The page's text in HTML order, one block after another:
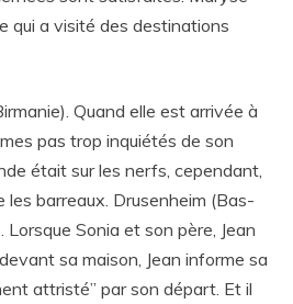
qui a visité des destinations
Quand elle est arrivée à
pas trop inquiétés de son
était sur les nerfs, cependant,
les barreaux. Drusenheim (Bas-
Lorsque Sonia et son père, Jean
sa maison, Jean informe sa
attristé” par son départ. Et il